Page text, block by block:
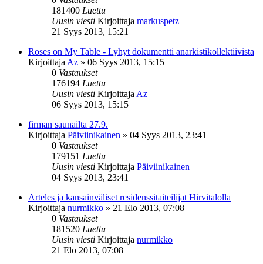
181400 Luettu
Uusin viesti Kirjoittaja markuspetz
21 Syys 2013, 15:21
Roses on My Table - Lyhyt dokumentti anarkistikollektiivista
Kirjoittaja Az » 06 Syys 2013, 15:15
0 Vastaukset
176194 Luettu
Uusin viesti Kirjoittaja Az
06 Syys 2013, 15:15
firman saunailta 27.9.
Kirjoittaja Päiviinikainen » 04 Syys 2013, 23:41
0 Vastaukset
179151 Luettu
Uusin viesti Kirjoittaja Päiviinikainen
04 Syys 2013, 23:41
Arteles ja kansainväliset residenssitaiteilijat Hirvitalolla
Kirjoittaja nurmikko » 21 Elo 2013, 07:08
0 Vastaukset
181520 Luettu
Uusin viesti Kirjoittaja nurmikko
21 Elo 2013, 07:08